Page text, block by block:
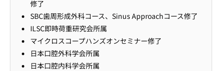
修了
SBC歯周形成外科コース、Sinus Approachコース修了
ILSC即時荷重研究会所属
マイクロスコープハンズオンセミナー修了
日本口腔外科学会所属
日本口腔内科学会所属